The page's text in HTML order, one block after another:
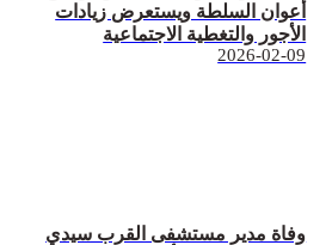
أعوان السلطة ويستعرض زيادات
الأجور والتغطية الاجتماعية
2026-02-09
وفاة مدير مستشفى القرب سيدي